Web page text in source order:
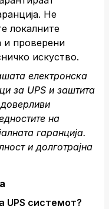
Не
локалните
и проверени
искуство.
електронска
за UPS и заштита
на
гаранција.
и долготрајна
UPS системот?